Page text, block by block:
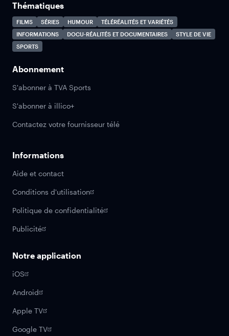
Thématiques
FILMS SÉRIES HUMOUR
TÉLÉRÉALITÉS ET VARIÉTÉS
INFORMATIONS
DOCU-RÉALITÉS ET DOCUMENTAIRES
STYLE DE VIE
SPORTS
Abonnement
S'abonner à TVA Sports
S'abonner à illico+
Contactez votre fournisseur télé
Informations
Aide et contact
Conditions d'utilisation
Politique de confidentialité
Publicité
Notre application
iOS
Android
Apple TV
Google TV